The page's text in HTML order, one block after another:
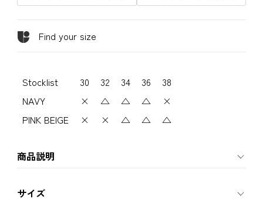
Find your size
Stocklist 30 32 34 36
38
NAVY
× △ △ △
×
PINK BEIGE
× × △ △ △
商品説明
サイズ